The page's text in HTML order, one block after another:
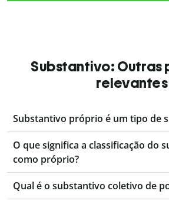
Substantivo: Outras
relevantes
Substantivo próprio é um tipo de
O que significa a classificação do
como próprio?
Qual é o substantivo coletivo de